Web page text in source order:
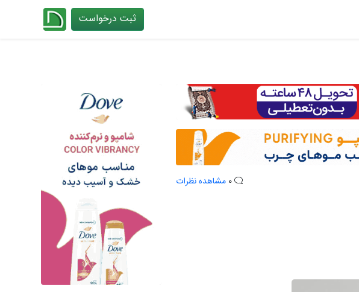
ثبت درخواست
مشاهده نظرات